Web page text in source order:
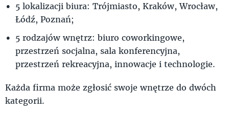
5 lokalizacji biura: Trójmiasto, Kraków, Wrocław,
Łódź, Poznań;
5 rodzajów wnętrz: biuro coworkingowe,
przestrzeń socjalna, sala konferencyjna,
przestrzeń rekreacyjna, innowacje i technologie.
Każda firma może zgłosić swoje wnętrze do dwóch
kategorii.